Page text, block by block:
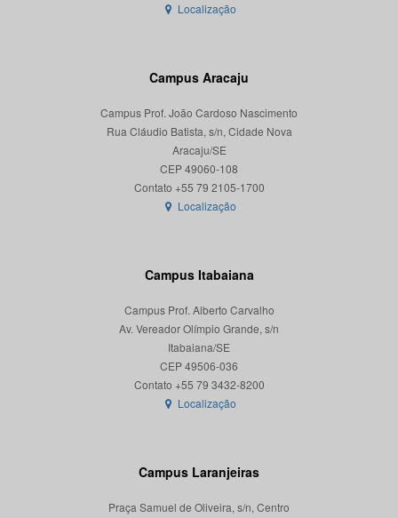
Localização
Campus Aracaju
Campus Prof. João Cardoso Nascimento
Rua Cláudio Batista, s/n, Cidade Nova
Aracaju/SE
CEP 49060-108
Localização
Campus Itabaiana
Campus Prof. Alberto Carvalho
Av. Vereador Olímpio Grande, s/n
Itabaiana/SE
CEP 49506-036
Localização
Campus Laranjeiras
Praça Samuel de Oliveira, s/n, Centro